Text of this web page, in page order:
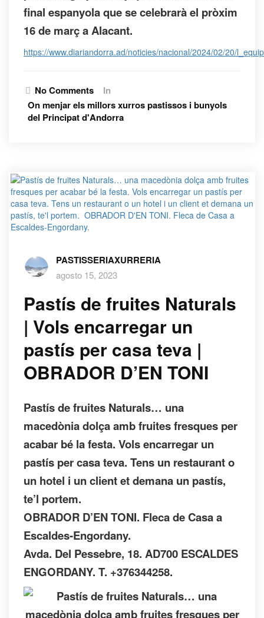
final espanyola que se celebrarà el pròxim
16 de març a Alacant.
https://www.diariandorra.ad/noticies/nacional/2024/02/20/
No Comments
In
On menjar els millors xurros pastissos i bunyols
del Principat d'Andorra
PASTISSERIAXURRERIA
agosto 15, 2023
Pastís de fruites Naturals
| Vols encarregar un
pastís per casa teva |
OBRADOR D’EN TONI
Pastís de fruites Naturals… una
macedònia dolça amb fruites fresques per
acabar bé la festa. Vols encarregar un
pastís per casa teva. Tens un restaurant o
un hotel i un client et demana un pastís,
te’l portem.
OBRADOR D’EN TONI. Fleca de Casa a
Escaldes-Engordany.
Avda. Del Pessebre, 18. AD700 ESCALDES
ENGORDANY. T. +376344258.